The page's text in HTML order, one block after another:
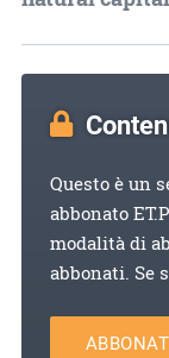
Questo è un
abbonato
modalità di
abbonati. Se